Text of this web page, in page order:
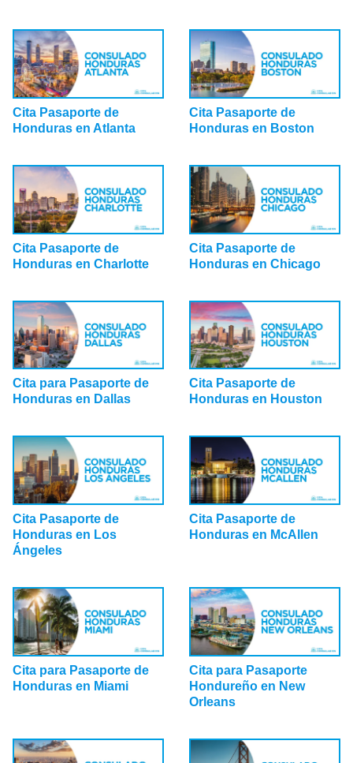
Cita Pasaporte de
Honduras en Atlanta
Cita Pasaporte de
Honduras en Boston
Cita Pasaporte de
Honduras en Charlotte
Cita Pasaporte de
Honduras en Chicago
Cita para Pasaporte de
Honduras en Dallas
Cita Pasaporte de
Honduras en Houston
Cita Pasaporte de
Honduras en Los
Ángeles
Cita Pasaporte de
Honduras en McAllen
Cita para Pasaporte de
Honduras en Miami
Cita para Pasaporte
Hondureño en New
Orleans